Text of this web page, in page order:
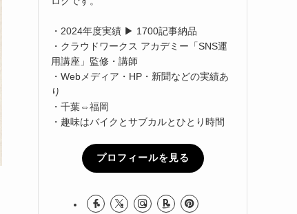
・2024年度実績 ▶ 1700記事納品
・クラウドワークス アカデミー「SNS運
用講座」監修・講師
・Webメディア・HP・新聞などの実績あ
り
・千葉⇔福岡
・趣味はバイクとサブカルとひとり時間
プロフィールを見る